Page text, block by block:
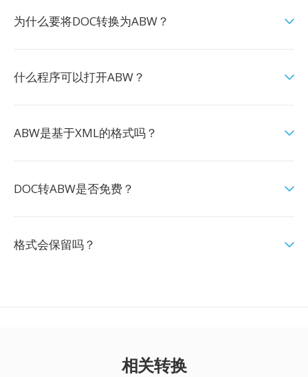
为什么要将DOC转换为ABW？
什么程序可以打开ABW？
ABW是基于XML的格式吗？
DOC转ABW是否免费？
格式会保留吗？
相关转换